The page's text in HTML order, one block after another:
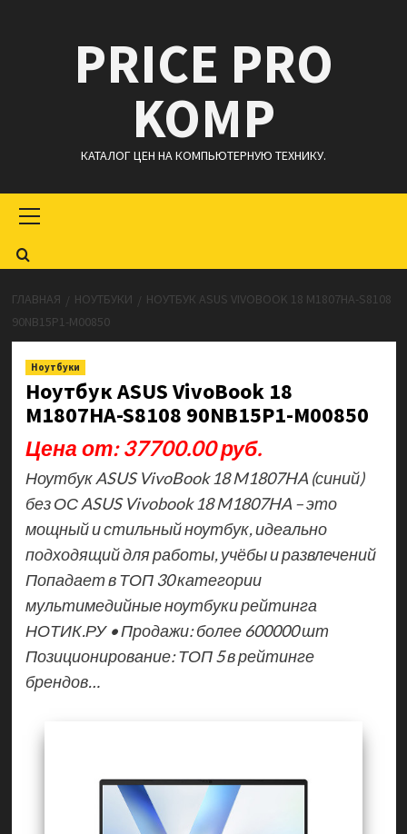
содержимомуPRICE PRO
KOMP
КАТАЛОГ ЦЕН НА КОМПЬЮТЕРНУЮ ТЕХНИКУ.
меню
ГЛАВНАЯ НОУТБУКИ
НОУТБУК ASUS VIVOBOOK 18 M1807HA-S8108
90NB15P1-M00850
Ноутбуки
Ноутбук ASUS VivoBook 18
M1807HA-S8108 90NB15P1-M00850
Цена от: 37700.00 руб.
Ноутбук ASUS VivoBook 18 M1807HA (синий)
без ОС ASUS Vivobook 18 M1807HA – это
мощный и стильный ноутбук, идеально
подходящий для работы, учёбы и развлечений
Попадает в ТОП 30 категории
мультимедийные ноутбуки рейтинга
НОТИК.РУ • Продажи: более 600000 шт
Позиционирование: ТОП 5 в рейтинге
брендов…